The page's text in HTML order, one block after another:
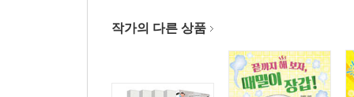
작가의 다른 상품